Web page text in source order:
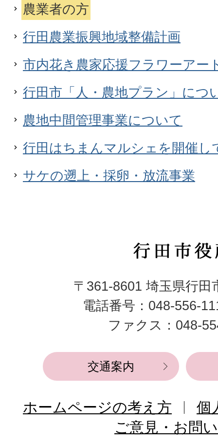
農業者の方
行田農業振興地域整備計画
市内花き農家応援フラワーアー
行田市「人・農地プラン」につ
農地中間管理事業について
行田はちまんマルシェを開催し
サケの遡上・採卵・放流事業
行
市
役
所
〒361-8601 埼玉県行田
電話番号：048-556-
ファクス：048-
交通案内
ホームページの考え方
個
ご意見・お問